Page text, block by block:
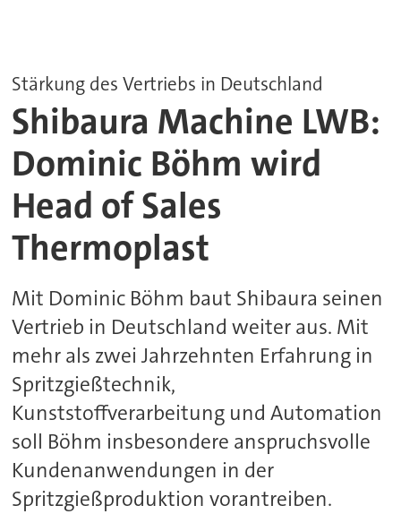
Stärkung des Vertriebs in Deutschland
Shibaura Machine LWB:
Dominic Böhm wird
Head of Sales
Thermoplast
Mit Dominic Böhm baut Shibaura seinen
Vertrieb in Deutschland weiter aus. Mit
mehr als zwei Jahrzehnten Erfahrung in
Spritzgießtechnik,
Kunststoffverarbeitung und Automation
soll Böhm insbesondere anspruchsvolle
Kundenanwendungen in der
Spritzgießproduktion vorantreiben.